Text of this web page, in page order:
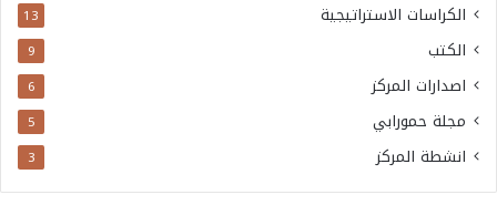
الكراسات الاستراتيجية 13
الكتب 9
اصدارات المركز 6
مجلة حمورابي 5
انشطة المركز 3